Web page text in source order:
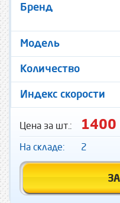
Бренд
Модель
Количество
Индекс скорости
Цена за шт.: 1400
На складе: 2